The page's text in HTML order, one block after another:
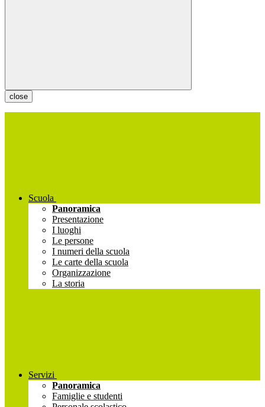
close
Scuola
Panoramica
Presentazione
I luoghi
Le persone
I numeri della scuola
Le carte della scuola
Organizzazione
La storia
Servizi
Panoramica
Famiglie e studenti